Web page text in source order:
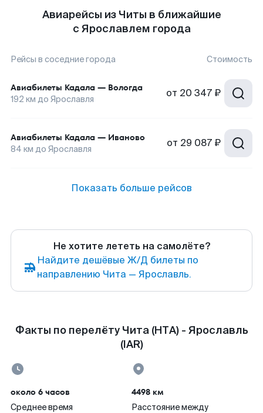
Авиарейсы из Читы в ближайшие
с Ярославлем города
Рейсы в соседние города Стоимость
Авиабилеты Кадала — Вологда
192 км до Ярославля от 20 347 ₽
Авиабилеты Кадала — Иваново
84 км до Ярославля от 29 087 ₽
Показать больше рейсов
Не хотите лететь на самолёте?
Найдите дешёвые Ж/Д билеты по
направлению Чита — Ярославль.
Факты по перелёту Чита (HTA) - Ярославль
(IAR)
около 6 часов
Среднее время
4498 км
Расстояние между